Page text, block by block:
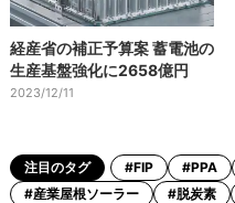
経産省の補正予算案 蓄電池の
生産基盤強化に2658億円
2023/12/11
注目のタグ #FIP #PPA
#産業屋根ソーラー
#脱炭素